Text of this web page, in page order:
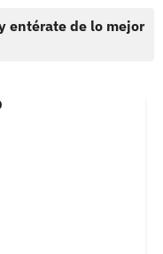
entérate de lo mejor